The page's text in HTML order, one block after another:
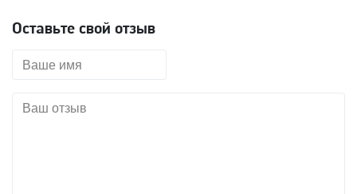
Оставьте свой отзыв